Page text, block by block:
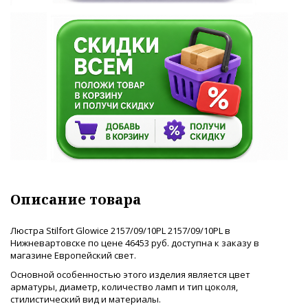
Описание товара
Люстра Stilfort Glowice 2157/09/10PL 2157/09/10PL в
Нижневартовске по цене 46453 руб. доступна к заказу в
магазине Европейский свет.
Основной особенностью этого изделия является цвет
арматуры, диаметр, количество ламп и тип цоколя,
стилистический вид и материалы.